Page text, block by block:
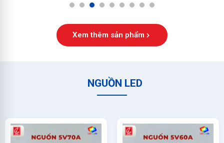
1 2 3 4 5 6 7 8 9
Xem thêm sản phẩm
NGUỒN LED